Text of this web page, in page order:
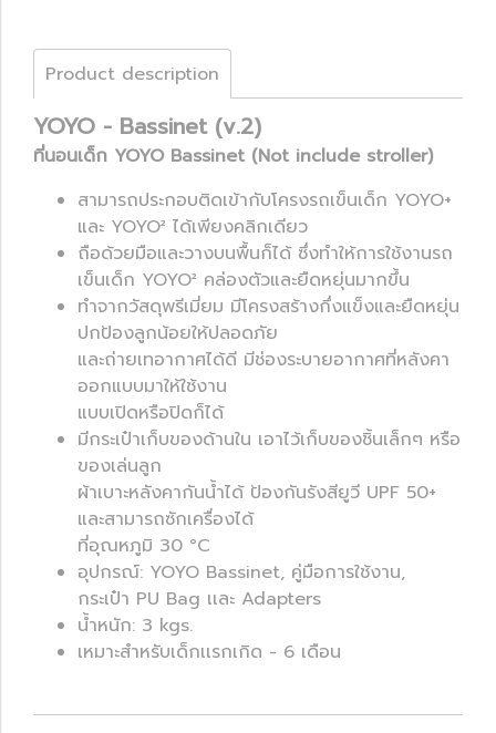
Product description
YOYO - Bassinet (v.2)
ที่นอนเด็ก YOYO Bassinet (Not include stroller)
สามารถประกอบติดเข้ากับโครงรถเข็นเด็ก YOYO+
และ YOYO² ได้เพียงคลิกเดียว
ถือด้วยมือและวางบนพื้นก็ได้ ซึ่งทำให้การใช้งานรถ
เข็นเด็ก YOYO² คล่องตัวและยืดหยุ่นมากขึ้น
ทำจากวัสดุพรีเมี่ยม มีโครงสร้างกึ่งแข็งและยืดหยุ่น
ปกป้องลูกน้อยให้ปลอดภัย
และถ่ายเทอากาศได้ดี มีช่องระบายอากาศที่หลังคา
ออกแบบมาให้ใช้งาน
แบบเปิดหรือปิดก็ได้
มีกระเป๋าเก็บของด้านใน เอาไว้เก็บของชิ้นเล็กๆ หรือ
ของเล่นลูก
ผ้าเบาะหลังคากันน้ำได้ ป้องกันรังสียูวี UPF 50+
และสามารถซักเครื่องได้
ที่อุณหภูมิ 30 °C
อุปกรณ์: YOYO Bassinet, คู่มือการใช้งาน,
กระเป๋า PU Bag เเละ Adapters
น้ำหนัก: 3 kgs.
เหมาะสำหรับเด็กเเรกเกิด - 6 เดือน